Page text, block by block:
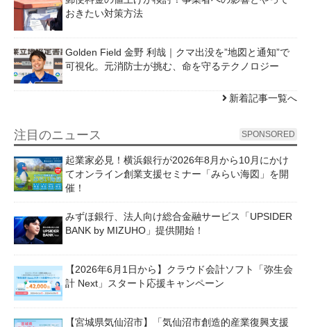
おきたい対策方法
Golden Field 金野 利哉｜クマ出没を”地図と通知”で
可視化。元消防士が挑む、命を守るテクノロジー
新着記事一覧へ
注目のニュース SPONSORED
起業家必見！横浜銀行が2026年8月から10月にかけ
てオンライン創業支援セミナー「みらい海図」を開
催！
みずほ銀行、法人向け総合金融サービス「UPSIDER
BANK by MIZUHO」提供開始！
【2026年6月1日から】クラウド会計ソフト「弥生会
計 Next」スタート応援キャンペーン
【宮城県気仙沼市】「気仙沼市創造的産業復興支援